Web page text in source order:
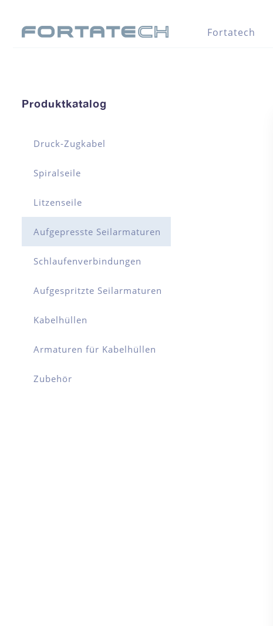
Fortatech
Produktkatalog
Druck-Zugkabel
Spiralseile
Litzenseile
Aufgepresste Seilarmaturen
Schlaufenverbindungen
Aufgespritzte Seilarmaturen
Kabelhüllen
Armaturen für Kabelhüllen
Zubehör